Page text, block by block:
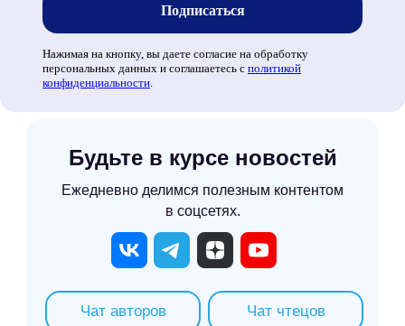
Подписаться
Нажимая на кнопку, вы даете согласие на обработку
персональных данных и соглашаетесь c политикой
конфиденциальности
Будьте в курсе новостей
Ежедневно делимся полезным контентом
в соцсетях.
Чат авторов Чат чтецов